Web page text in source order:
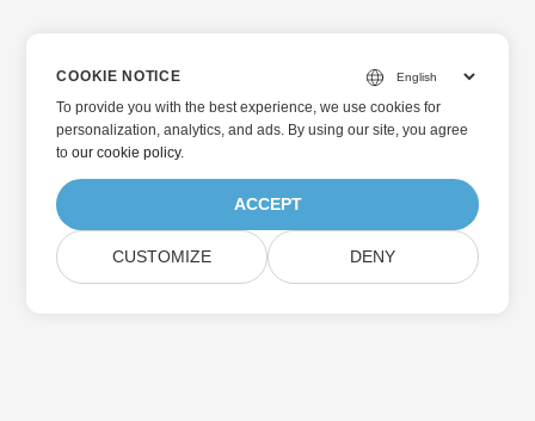
COOKIE NOTICE
To provide you with the best experience, we use cookies for
personalization, analytics, and ads. By using our site, you agree
toour cookie policy.
ACCEPT
CUSTOMIZE DENY